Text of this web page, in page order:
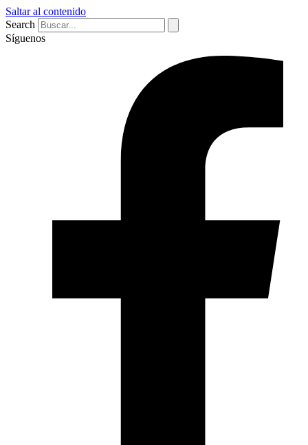
Saltar al contenido
Search
Síguenos